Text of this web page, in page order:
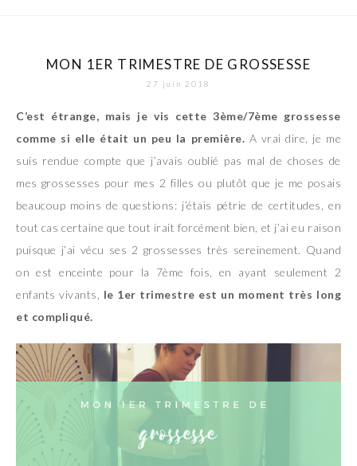
MON 1ER TRIMESTRE DE GROSSESSE
27 juin 2018
C’est étrange, mais je vis cette 3ème/7ème grossesse
comme si elle était un peu la première. A vrai dire, je me
suis rendue compte que j’avais oublié pas mal de choses de
mes grossesses pour mes 2 filles ou plutôt que je me posais
beaucoup moins de questions: j’étais pétrie de certitudes, en
tout cas certaine que tout irait forcément bien, et j’ai eu raison
puisque j’ai vécu ses 2 grossesses très sereinement. Quand
on est enceinte pour la 7ème fois, en ayant seulement 2
enfants vivants, le 1er trimestre est un moment très long
et compliqué.